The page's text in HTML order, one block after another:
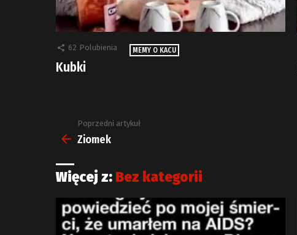
62 Polubienia MEMY O KACU
Kubki
Zobacz
więcej
Poprzedni artykuł
Ziomek
Więcej z: Bez kategorii